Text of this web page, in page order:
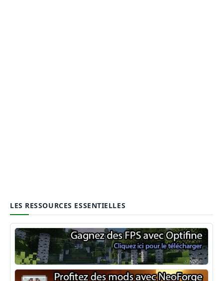
LES RESSOURCES ESSENTIELLES
Optifine